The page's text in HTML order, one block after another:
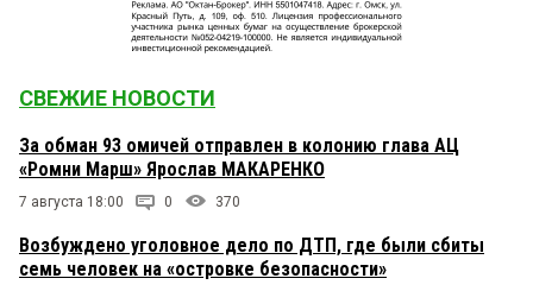
СВЕЖИЕ НОВОСТИ
За обман 93 омичей отправлен в колонию глава АЦ
«Ромни Марш» Ярослав МАКАРЕНКО
7 августа 18:00 0 370
Возбуждено уголовное дело по ДТП, где были сбиты
семь человек на «островке безопасности»